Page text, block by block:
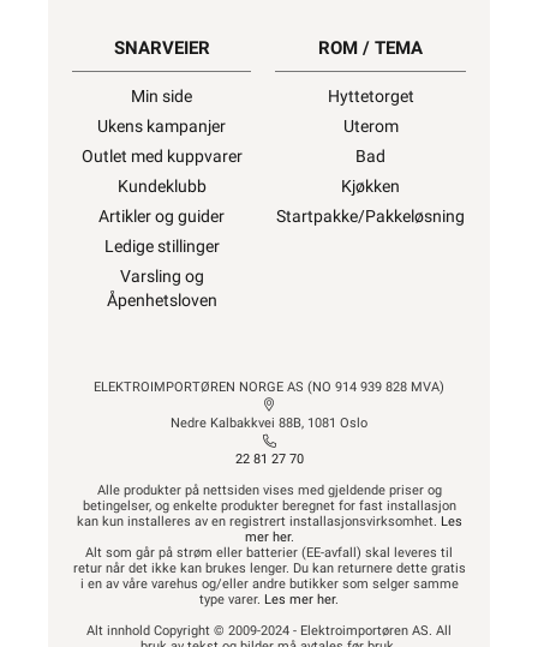
SNARVEIER
Min side
Ukens kampanjer
Outlet med kuppvarer
Kundeklubb
Artikler og guider
Ledige stillinger
Varsling og
Åpenhetsloven
ROM / TEMA
Hyttetorget
Uterom
Bad
Kjøkken
Startpakke/Pakkeløsning
ELEKTROIMPORTØREN NORGE AS (NO 914 939 828 MVA)
Nedre Kalbakkvei 88B, 1081 Oslo
22 81 27 70
Alle produkter på nettsiden vises med gjeldende priser og
betingelser, og enkelte produkter beregnet for fast installasjon
kan kun installeres av en registrert installasjonsvirksomhet. Les
mer her.
Alt som går på strøm eller batterier (EE-avfall) skal leveres til
retur når det ikke kan brukes lenger. Du kan returnere dette gratis
i en av våre varehus og/eller andre butikker som selger samme
type varer. Les mer her.
Alt innhold Copyright © 2009-2024 - Elektroimportøren AS. All